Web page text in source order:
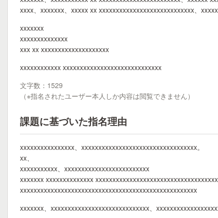
xxxx、xxxxxxx、xxxxx xx xxxxxxxxxxxxxxxxxxxxxxxxxxxx、
xxxxxxx
xxxxxxxxxxxxxx
xxx xx xxxxxxxxxxxxxxxxxxxx
xxxxxxxxxxxx xxxxxxxxxxxxxxxxxxxxxxxxxxxxx
文字数：1529
（※指名されたユーザー本人しか内容は閲覧できません）
課題に基づいた指名理由
xxxxxxxxxxxxxxxx、xxxxxxxxxxxxxxxxxxxxxxxxxxxxxxxxxx。
xx、
xxxxxxxxxxx、xxxxxxxxxxxxxxxxxxxxxxxxx
xxxxxxx xxxxxxxxxxxxxx
xxxxxxxxxxxxxxxxxxxxxxxxxxxxxxxxxxxxxxxxxxxxxxxxxxxx
xxxxxxx、xxxxxxxxxxxxxxxxxxxxxxxxxxxxx、